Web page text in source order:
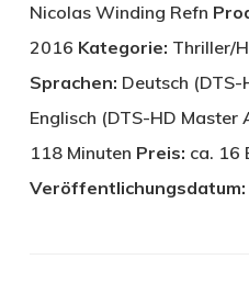
Nicolas Winding Refn
2016 Kategorie: Thriller/
Sprachen: Deutsch
Englisch (DTS-HD Master
118 Minuten Preis: ca. 16
Veröffentlichungsdatum: